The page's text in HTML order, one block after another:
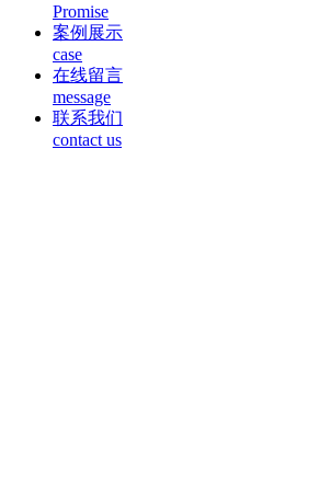
Promise
案例展示
case
在线留言
message
联系我们
contact us